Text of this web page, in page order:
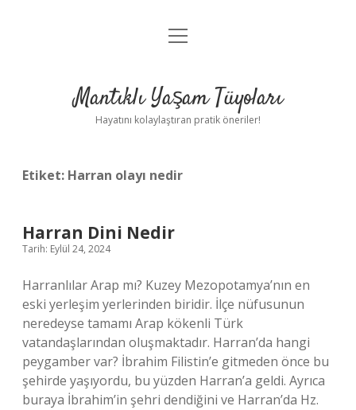
Anasayfa
Yasal Uyarı
menüyü
Mantıklı Yaşam Tüyoları
Hayatını kolaylaştıran pratik öneriler!
Etiket: Harran olayı nedir
Harran Dini Nedir
Tarih: Eylül 24, 2024
Harranlılar Arap mı? Kuzey Mezopotamya’nın en
eski yerleşim yerlerinden biridir. İlçe nüfusunun
neredeyse tamamı Arap kökenli Türk
vatandaşlarından oluşmaktadır. Harran’da hangi
peygamber var? İbrahim Filistin’e gitmeden önce bu
şehirde yaşıyordu, bu yüzden Harran’a geldi. Ayrıca
buraya İbrahim’in şehri dendiğini ve Harran’da Hz.